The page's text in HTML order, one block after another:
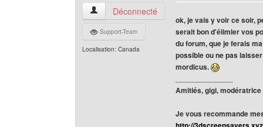
gif-transparent Voir le profil de l'utilisateur
Déconnecté
Support-Team
Localisation: Canada
ok, je vais y voir ce soir,
serait bon d'élimier vos
du forum, que je ferais
possible ou ne pas
mordicus.
Amitiés, gigi, modératrice
Je vous recommande